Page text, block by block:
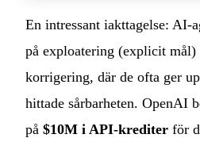
En intressant iakttagelse: AI-
på exploatering (explicit mål)
korrigering, där de ofta ger
hittade sårbarheten. OpenAI
på $10M i API-krediter för